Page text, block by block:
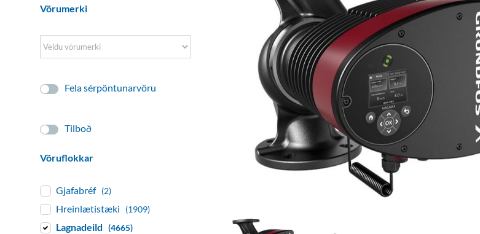
Vörumerki
Fela sérpöntunarvöru
Tilboð
Vöruflokkar
Gjafabréf (2)
Hreinlætistæki (1909)
Lagnadeild (4665)